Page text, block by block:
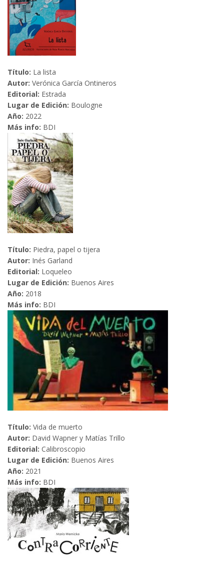
Título: La lista
Autor: Verónica García Ontineros
Editorial: Estrada
Lugar de Edición: Boulogne
Año: 2022
Más info: BDI
Título: Piedra, papel o tijera
Autor: Inés Garland
Editorial: Loqueleo
Lugar de Edición: Buenos Aires
Año: 2018
Más info: BDI
Título: Vida de muerto
Autor: David Wapner y Matías Trillo
Editorial: Calibroscopio
Lugar de Edición: Buenos Aires
Año: 2021
Más info: BDI